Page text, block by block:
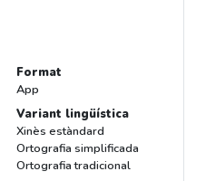
Format
App
Variant lingüística
Xinès estàndard
Ortografia simplificada
Ortografia tradicional